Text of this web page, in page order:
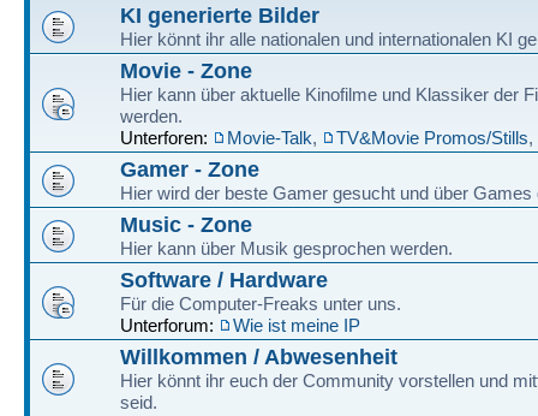
KI generierte Bilder
Hier könnt ihr alle nationalen und internationalen KI
Movie - Zone
Hier kann über aktuelle Kinofilme und Klassiker der
werden.
Unterforen:
Movie-Talk, TV&Movie Promos/Stills,
Gamer - Zone
Hier wird der beste Gamer gesucht und über Games
Music - Zone
Hier kann über Musik gesprochen werden.
Software / Hardware
Für die Computer-Freaks unter uns.
Unterforum:
Wie ist meine IP
Willkommen / Abwesenheit
Hier könnt ihr euch der Community vorstellen und
seid.